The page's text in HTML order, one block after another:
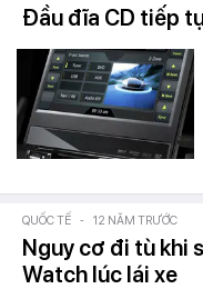
Đầu đĩa CD tiếp
QUỐC TẾ - 12 NĂM TRƯỚC
Nguy cơ đi tù khi
Watch lúc lái xe